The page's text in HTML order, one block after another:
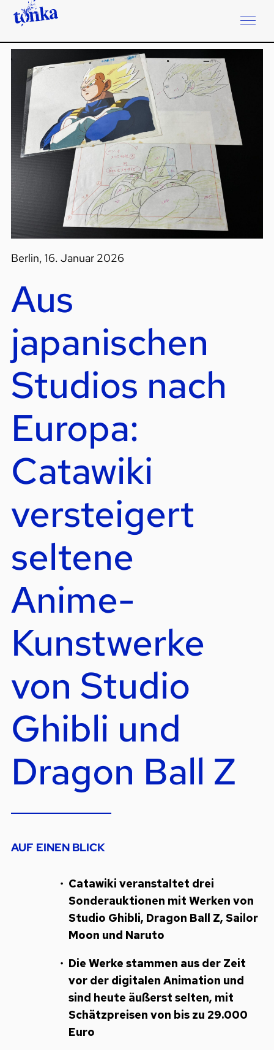
Berlin, 16. Januar 2026
Aus
japanischen
Studios nach
Europa:
Catawiki
versteigert
seltene
Anime-
Kunstwerke
von Studio
Ghibli und
Dragon Ball Z
AUF EINEN BLICK
Catawiki veranstaltet drei
Sonderauktionen mit Werken von
Studio Ghibli, Dragon Ball Z, Sailor
Moon und Naruto
Die Werke stammen aus der Zeit
vor der digitalen Animation und
sind heute äußerst selten, mit
Schätzpreisen von bis zu 29.000
Euro